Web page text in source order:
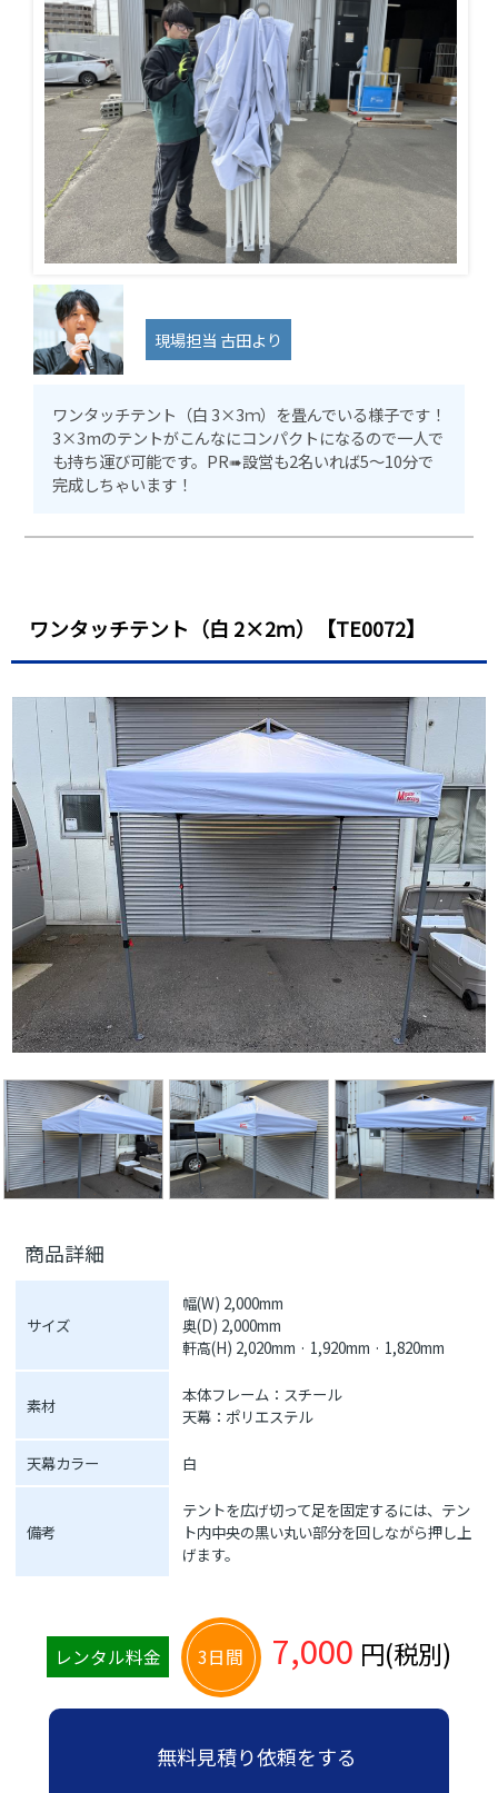
現場担当 古田より
ワンタッチテント（白 3×3ｍ）を畳んでいる様子です！
3×3mのテントがこんなにコンパクトになるので一人で
も持ち運び可能です。PR➠設営も2名いれば5～10分で
完成しちゃいます！
ワンタッチテント（白 2×2ｍ）【TE0072】
商品詳細
サイズ
幅(W) 2,000mm
奥(D) 2,000mm
軒高(H) 2,020mm · 1,920mm · 1,820mm
素材
本体フレーム：スチール
天幕：ポリエステル
天幕カラー 白
備考
テントを広げ切って足を固定するには、テン
ト内中央の黒い丸い部分を回しながら押し上
げます。
レンタル料金 3日間 7,000 円(税別)
無料見積り依頼をする